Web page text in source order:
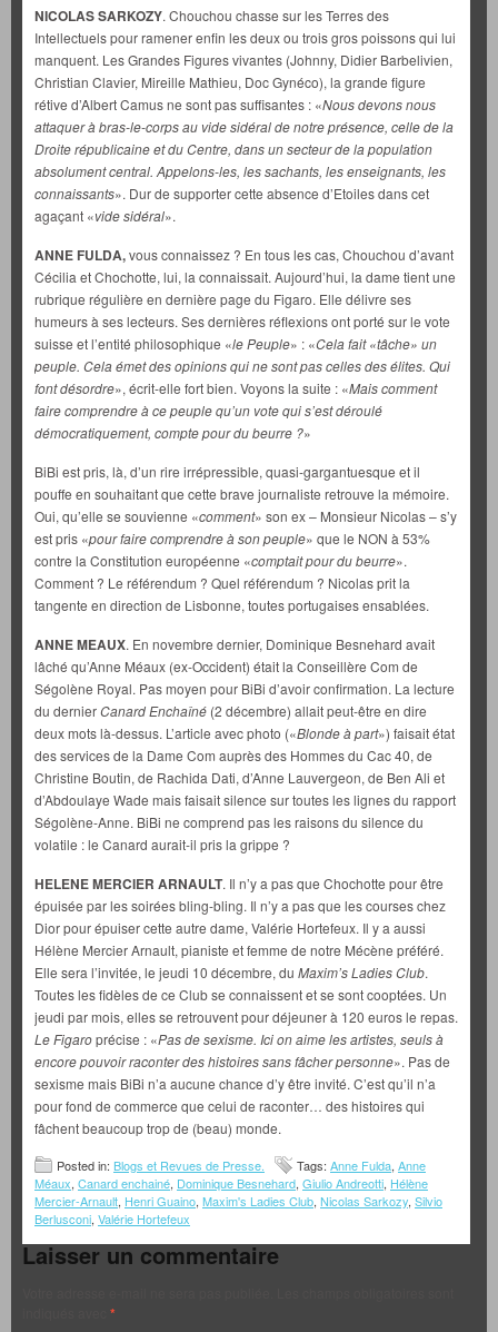
NICOLAS SARKOZY. Chouchou chasse sur les Terres des
Intellectuels pour ramener enfin les deux ou trois gros poissons qui lui
manquent. Les Grandes Figures vivantes (Johnny, Didier Barbelivien,
Christian Clavier, Mireille Mathieu, Doc Gynéco), la grande figure
rétive d’Albert Camus ne sont pas suffisantes : «Nous devons nous
attaquer à bras-le-corps au vide sidéral de notre présence, celle de la
Droite républicaine et du Centre, dans un secteur de la population
absolument central. Appelons-les, les sachants, les enseignants, les
connaissants». Dur de supporter cette absence d’Etoiles dans cet
agaçant «vide sidéral».
ANNE FULDA,vous connaissez ? En tous les cas, Chouchou d’avant
Cécilia et Chochotte, lui, la connaissait. Aujourd’hui, la dame tient une
rubrique régulière en dernière page du Figaro. Elle délivre ses
humeurs à ses lecteurs. Ses dernières réflexions ont porté sur le vote
suisse et l’entité philosophique «le Peuple» : «Cela fait «tâche» un
peuple. Cela émet des opinions qui ne sont pas celles des élites. Qui
font désordre», écrit-elle fort bien. Voyons la suite : «Mais comment
faire comprendre à ce peuple qu’un vote qui s’est déroulé
démocratiquement, compte pour du beurre ?»
BiBi est pris, là, d’un rire irrépressible, quasi-gargantuesque et il
pouffe en souhaitant que cette brave journaliste retrouve la mémoire.
Oui, qu’elle se souvienne «comment» son ex – Monsieur Nicolas – s’y
est pris «pour faire comprendre à son peuple» que le NON à 53%
contre la Constitution européenne «comptait pour du beurre».
Comment ? Le référendum ? Quel référendum ? Nicolas prit la
tangente en direction de Lisbonne, toutes portugaises ensablées.
ANNE MEAUX. En novembre dernier, Dominique Besnehard avait
lâché qu’Anne Méaux (ex-Occident) était la Conseillère Com de
Ségolène Royal. Pas moyen pour BiBi d’avoir confirmation. La lecture
du dernierCanard Enchaîné (2 décembre) allait peut-être en dire
deux mots là-dessus. L’article avec photo («Blonde à part») faisait état
des services de la Dame Com auprès des Hommes du Cac 40, de
Christine Boutin, de Rachida Dati, d’Anne Lauvergeon, de Ben Ali et
d’Abdoulaye Wade mais faisait silence sur toutes les lignes du rapport
Ségolène-Anne. BiBi ne comprend pas les raisons du silence du
volatile : le Canard aurait-il pris la grippe ?
HELENE MERCIER ARNAULT. Il n’y a pas que Chochotte pour être
épuisée par les soirées bling-bling. Il n’y a pas que les courses chez
Dior pour épuiser cette autre dame, Valérie Hortefeux. Il y a aussi
Hélène Mercier Arnault, pianiste et femme de notre Mécène préféré.
Elle sera l’invitée, le jeudi 10 décembre, du Maxim’s Ladies Club.
Toutes les fidèles de ce Club se connaissent et se sont cooptées. Un
jeudi par mois, elles se retrouvent pour déjeuner à 120 euros le repas.
Le Figaroprécise : «Pas de sexisme. Ici on aime les artistes, seuls à
encore pouvoir raconter des histoires sans fâcher personne». Pas de
sexisme mais BiBi n’a aucune chance d’y être invité. C’est qu’il n’a
pour fond de commerce que celui de raconter… des histoires qui
fâchent beaucoup trop de (beau) monde.
Posted in: Blogs et Revues de Presse. Tags: Anne Fulda, Anne
Méaux, Canard enchainé, Dominique Besnehard, Giulio Andreotti, Hélène
Mercier-Arnault, Henri Guaino, Maxim's Ladies Club, Nicolas Sarkozy, Silvio
Berlusconi, Valérie Hortefeux
Laisser un commentaire
*